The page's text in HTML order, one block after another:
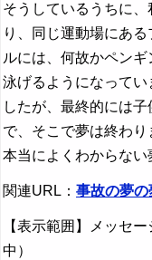
そうしているうちに
り、同じ運動場にあ
ルには、何故かペン
泳げるようになってい
したが、最終的には
で、そこで夢は終わり
本当によくわからない
関連URL： 事故の夢の
【表示範囲】メッセ
中）